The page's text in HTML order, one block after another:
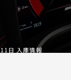
日 入庫情報